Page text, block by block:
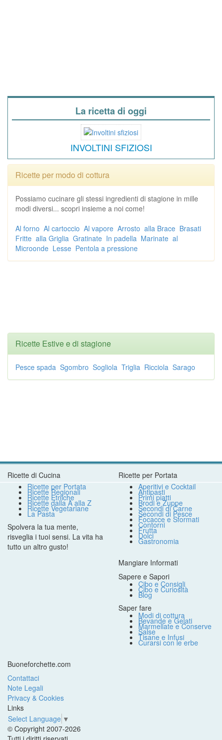
La ricetta di oggi
INVOLTINI SFIZIOSI
Ricette per modo di cottura
Possiamo cucinare gli stessi ingredienti di stagione in mille
modi diversi... scopri insieme a noi come!
Al forno Al cartoccio Al vapore Arrosto alla Brace Brasati
Fritte alla Griglia Gratinate In padella Marinate al
Microonde Lesse Pentola a pressione
Ricette Estive e di stagione
Pesce spada Sgombro Sogliola Triglia Ricciola Sarago
Ricette di Cucina
Ricette per Portata
Ricette Regionali
Ricette Etniche
Ricette dalla A alla Z
Ricette Vegetariane
La Pasta
Spolvera la tua mente,
risveglia i tuoi sensi. La vita ha
tutto un altro gusto!
Ricette per Portata
Aperitivi e Cocktail
Antipasti
Primi piatti
Brodi e Zuppe
Secondi di Carne
Secondi di Pesce
Focacce e Sformati
Contorni
Frutta
Dolci
Gastronomia
Mangiare Informati
Sapere e Sapori
Cibo e Consigli
Cibo e Curiosità
Blog
Saper fare
Modi di cottura
Bevande e Gelati
Marmellate e Conserve
Salse
Tisane e Infusi
Curarsi con le erbe
Buoneforchette.com
Contattaci
Note Legali
Privacy & Cookies
Links
Select Language ▼
© Copyright 2007-2026